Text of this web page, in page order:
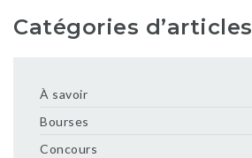
Catégories d’articles
À savoir
Bourses
Concours